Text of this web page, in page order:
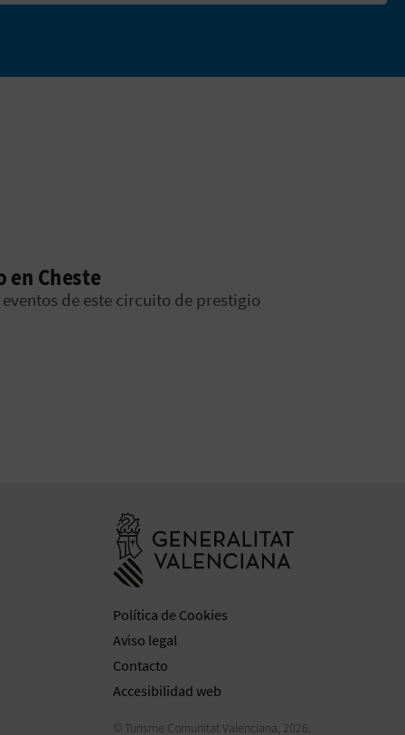
en Cheste
de este circuito de prestigio
Política de Cookies
Aviso legal
Contacto
Accesibilidad web
© Turisme Comunitat Valenciana, 2026.